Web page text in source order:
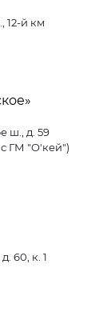
12-й км
ш., д. 59
ГМ "O'кей")
60, к. 1